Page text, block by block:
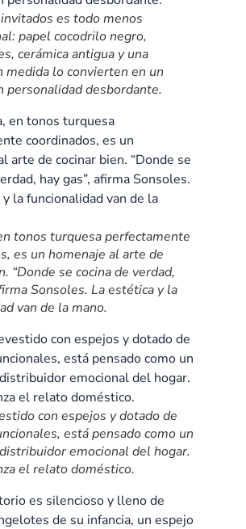
es todo menos
papel cocodrilo negro,
cerámica antigua y una
medida lo convierten en un
personalidad desbordante.
tonos turquesa perfectamente
es un homenaje al arte de
“Donde se cocina de verdad,
Sonsoles. La estética y la
van de la mano.
con espejos y dotado de
está pensado como un
emocional del hogar.
el relato doméstico.